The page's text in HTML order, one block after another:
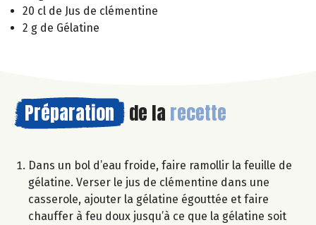
20 cl de Jus de clémentine
2 g de Gélatine
Préparation de la recette
Dans un bol d’eau froide, faire ramollir la feuille de
gélatine. Verser le jus de clémentine dans une
casserole, ajouter la gélatine égouttée et faire
chauffer à feu doux jusqu’à ce que la gélatine soit